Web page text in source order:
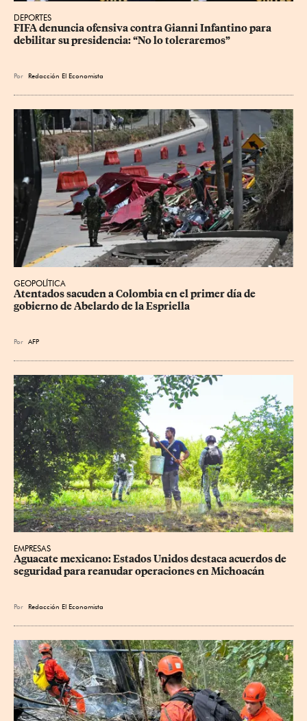
DEPORTES
FIFA denuncia ofensiva contra Gianni Infantino para
debilitar su presidencia: “No lo toleraremos”
Por Redacción El Economista
GEOPOLÍTICA
Atentados sacuden a Colombia en el primer día de
gobierno de Abelardo de la Espriella
Por AFP
EMPRESAS
Aguacate mexicano: Estados Unidos destaca acuerdos de
seguridad para reanudar operaciones en Michoacán
Por Redacción El Economista